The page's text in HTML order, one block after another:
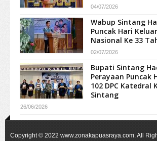
04/07/2026
Wabup Sintang
Puncak Hari
Nasional Ke 33
02/07/2026
Bupati Sintang
Perayaan Puncak
102 DPC Katedral
Sintang
26/06/2026
Copyright © 2022 www.zonakapuasraya.com. All